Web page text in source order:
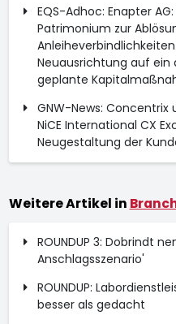
EQS-Adhoc: Enapter
Patrimonium zur
Anleiheverbindlichkeiten
Neuausrichtung auf
geplante
GNW-News: Concentrix
NiCE International CX
Neugestaltung der
Weitere Artikel in
ROUNDUP 3: Dobrindt
Anschlagsszenario'
ROUNDUP:
besser als gedacht